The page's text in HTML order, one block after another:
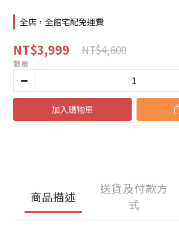
全店，全館宅配免運費
NT$3,999 NT$4,600
數量
加入購物車
商品描述
送貨及付款方
式